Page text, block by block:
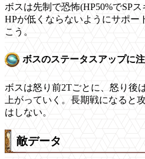
ボスは先制で恐怖(HP50%でSP
HPが低くならないようにサポー
こう。
ボスのステータスアップに
ボスは怒り前2Tごとに、怒り後
上がっていく。長期戦になると
はしない。
敵データ